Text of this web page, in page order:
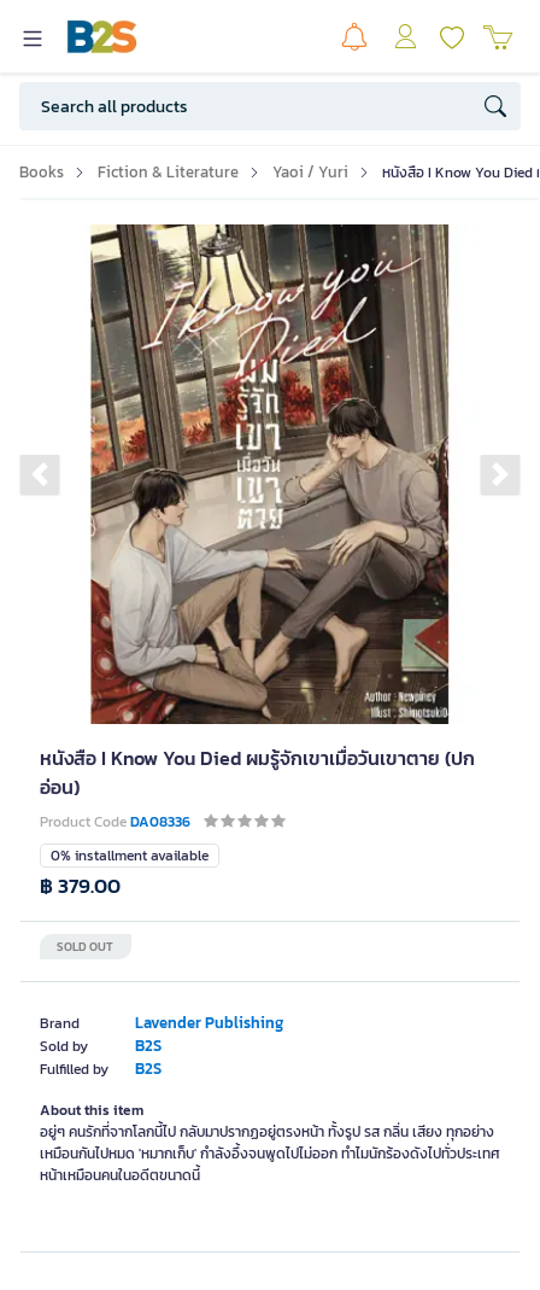
Books Fiction & Literature Yaoi / Yuri หนังสือ I Know You Died
Previous slide
หนังสือ I Know You Died ผมรู้จักเขาเมื่อวันเขาตาย (ปก
อ่อน)
Product CodeDA08336
Brand Lavender Publishing
Sold by B2S
Fulfilled by B2S
0% installment available
SOLD OUT
฿ 379.00
About this item
อยู่ๆ คนรักที่จากโลกนี้ไป กลับมาปรากฏอยู่ตรงหน้า ทั้งรูป รส กลิ่น เสียง ทุกอย่าง
เหมือนกันไปหมด 'หมากเก็บ' กำลังอึ้งจนพูดไปไม่ออก ทำไมนักร้องดังไปทั่วประเทศ
หน้าเหมือนคนในอดีตขนาดนี้